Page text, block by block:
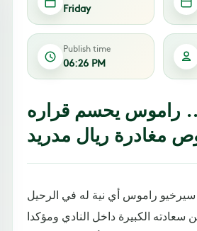
Friday
Publish time
06:26 PM
راموس يحسم قراره
مغادرة ريال مدريد
سيرخيو راموس أي نية له في الرحيل
الكبيرة داخل النادي ومؤكدا